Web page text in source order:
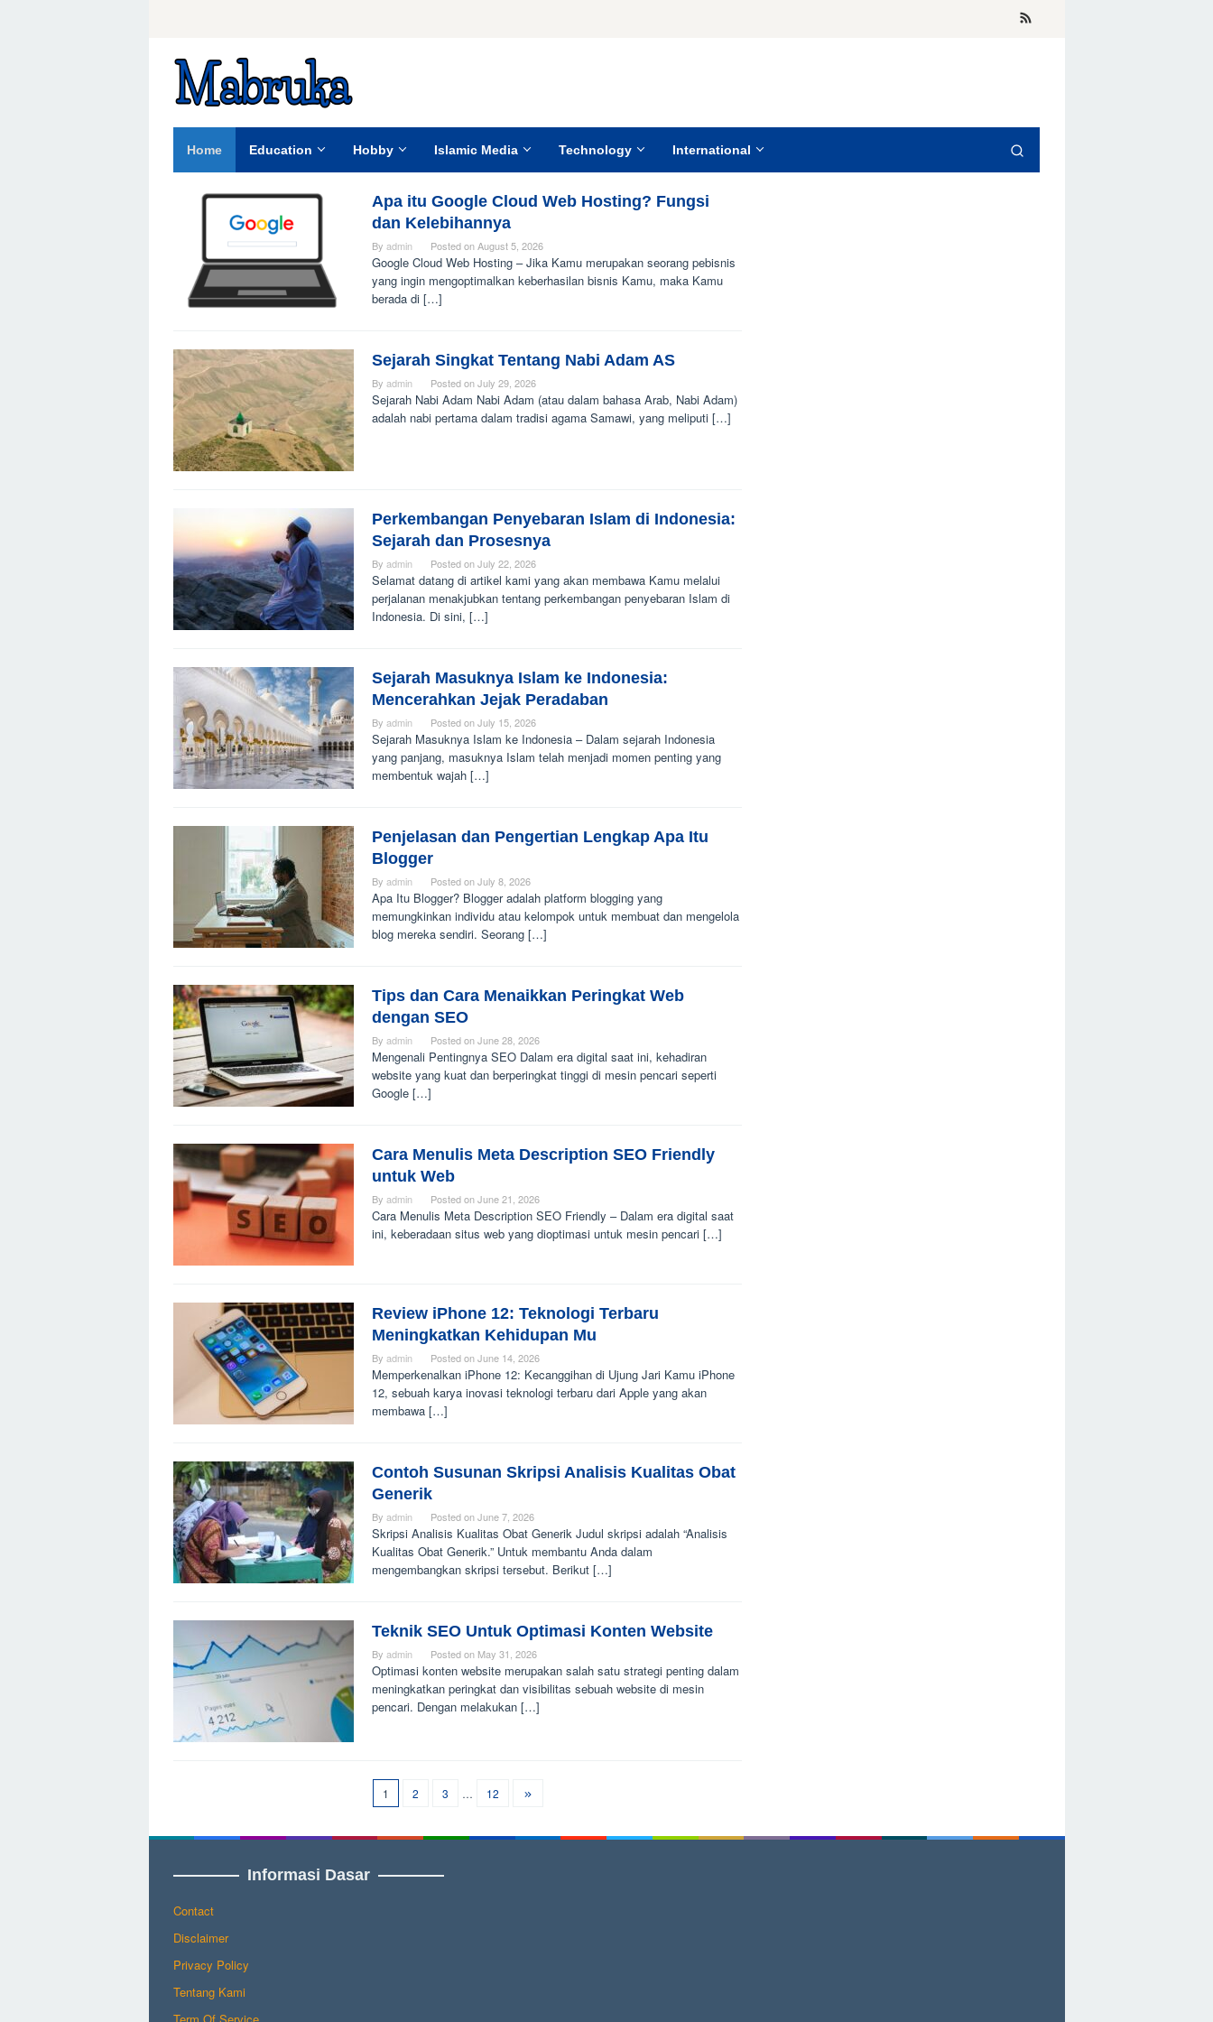
Home Education Hobby Islamic Media Technology International
Mabruka
Apa itu Google Cloud Web Hosting? Fungsi
dan Kelebihannya
By admin Posted onAugust 5, 2026
Google Cloud Web Hosting – Jika Kamu merupakan seorang pebisnis
yang ingin mengoptimalkan keberhasilan bisnis Kamu, maka Kamu
berada di […]
Sejarah Singkat Tentang Nabi Adam AS
By admin Posted onJuly 29, 2026
Sejarah Nabi Adam Nabi Adam (atau dalam bahasa Arab, Nabi Adam)
adalah nabi pertama dalam tradisi agama Samawi, yang meliputi […]
Perkembangan Penyebaran Islam di Indonesia:
Sejarah dan Prosesnya
By admin Posted onJuly 22, 2026
Selamat datang di artikel kami yang akan membawa Kamu melalui
perjalanan menakjubkan tentang perkembangan penyebaran Islam di
Indonesia. Di sini, […]
Sejarah Masuknya Islam ke Indonesia:
Mencerahkan Jejak Peradaban
By admin Posted onJuly 15, 2026
Sejarah Masuknya Islam ke Indonesia – Dalam sejarah Indonesia
yang panjang, masuknya Islam telah menjadi momen penting yang
membentuk wajah […]
Penjelasan dan Pengertian Lengkap Apa Itu
Blogger
By admin Posted onJuly 8, 2026
Apa Itu Blogger? Blogger adalah platform blogging yang
memungkinkan individu atau kelompok untuk membuat dan mengelola
blog mereka sendiri. Seorang […]
Tips dan Cara Menaikkan Peringkat Web
dengan SEO
By admin Posted onJune 28, 2026
Mengenali Pentingnya SEO Dalam era digital saat ini, kehadiran
website yang kuat dan berperingkat tinggi di mesin pencari seperti
Google […]
Cara Menulis Meta Description SEO Friendly
untuk Web
By admin Posted onJune 21, 2026
Cara Menulis Meta Description SEO Friendly – Dalam era digital saat
ini, keberadaan situs web yang dioptimasi untuk mesin pencari […]
Review iPhone 12: Teknologi Terbaru
Meningkatkan Kehidupan Mu
By admin Posted onJune 14, 2026
Memperkenalkan iPhone 12: Kecanggihan di Ujung Jari Kamu iPhone
12, sebuah karya inovasi teknologi terbaru dari Apple yang akan
membawa […]
Contoh Susunan Skripsi Analisis Kualitas Obat
Generik
By admin Posted onJune 7, 2026
Skripsi Analisis Kualitas Obat Generik Judul skripsi adalah “Analisis
Kualitas Obat Generik.” Untuk membantu Anda dalam
mengembangkan skripsi tersebut. Berikut […]
Teknik SEO Untuk Optimasi Konten Website
By admin Posted on May 31, 2026
Optimasi konten website merupakan salah satu strategi penting dalam
meningkatkan peringkat dan visibilitas sebuah website di mesin
pencari. Dengan melakukan […]
1 2 3 … 12
Informasi Dasar
Contact
Disclaimer
Privacy Policy
Tentang Kami
Term Of Service